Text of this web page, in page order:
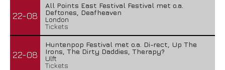
22-08
All Points East Festival Festival met o.a.
Deftones, Deafheaven
London
Tickets
22-08
Huntenpop Festival met o.a. Di-rect, Up The
Irons, The Dirty Daddies, Therapy?
Ulft
Tickets